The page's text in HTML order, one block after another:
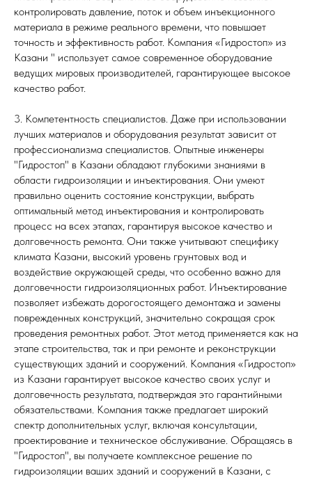
контролировать давление, поток и объем инъекционного
материала в режиме реального времени, что повышает
точность и эффективность работ. Компания «Гидростоп» из
Казани " использует самое современное оборудование
ведущих мировых производителей, гарантирующее высокое
качество работ.
3. Компетентность специалистов. Даже при использовании
лучших материалов и оборудования результат зависит от
профессионализма специалистов. Опытные инженеры
"Гидростоп" в Казани обладают глубокими знаниями в
области гидроизоляции и инъектирования. Они умеют
правильно оценить состояние конструкции, выбрать
оптимальный метод инъектирования и контролировать
процесс на всех этапах, гарантируя высокое качество и
долговечность ремонта. Они также учитывают специфику
климата Казани, высокий уровень грунтовых вод и
воздействие окружающей среды, что особенно важно для
долговечности гидроизоляционных работ. Инъектирование
позволяет избежать дорогостоящего демонтажа и замены
поврежденных конструкций, значительно сокращая срок
проведения ремонтных работ. Этот метод применяется как на
этапе строительства, так и при ремонте и реконструкции
существующих зданий и сооружений. Компания «Гидростоп»
из Казани гарантирует высокое качество своих услуг и
долговечность результата, подтверждая это гарантийными
обязательствами. Компания также предлагает широкий
спектр дополнительных услуг, включая консультации,
проектирование и техническое обслуживание. Обращаясь в
"Гидростоп", вы получаете комплексное решение по
гидроизоляции ваших зданий и сооружений в Казани, с